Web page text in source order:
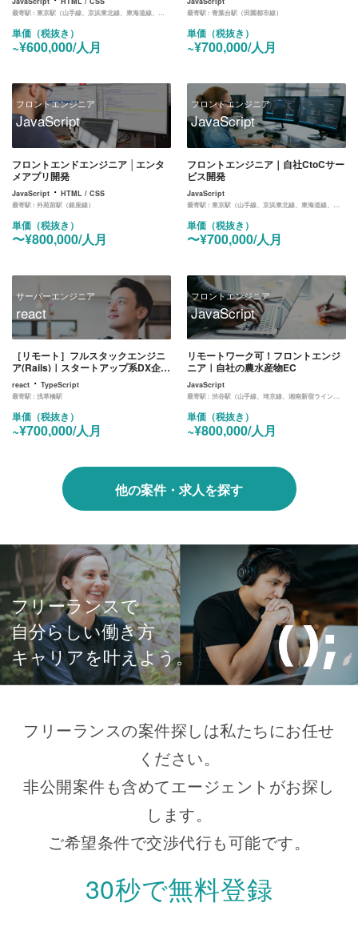
最寄駅 : 東京駅（山手線、京浜東北線、東海道線、中央線、京葉線、丸ノ内線）
単価（税抜き）
~¥600,000/人月
最寄駅 :青葉台駅（田園都市線）
単価（税抜き）
~¥700,000/人月
フロントエンジニア
JavaScript
フロントエンドエンジニア │エンタ
メアプリ開発
JavaScript ・ HTML / CSS
最寄駅 : 外苑前駅（銀座線）
単価（税抜き）
〜¥800,000/人月
フロントエンジニア
JavaScript
フロントエンジニア｜自社CtoCサー
ビス開発
JavaScript
最寄駅 :東京駅（山手線、京浜東北線、東海道線、中央線、京葉線、丸ノ内線）
単価（税抜き）
〜¥700,000/人月
サーバーエンジニア
react
［リモート］フルスタックエンジニ
ア(Rails)｜スタートアップ系DX企業
での開発業務
react ・ TypeScript
最寄駅 : 浅草橋駅
単価（税抜き）
~¥700,000/人月
フロントエンジニア
JavaScript
リモートワーク可！フロントエンジ
ニア｜自社の農水産物EC
JavaScript
最寄駅 :渋谷駅（山手線、埼京線、湘南新宿ライン、東横線、田園都市線、銀座線、半蔵門線、副都心線）
単価（税抜き）
~¥800,000/人月
他の案件・求人を探す
フリーランスで
自分らしい働き方
キャリアを叶えよう。
フリーランスの案件探しは私たちにお任せ
ください。
非公開案件も含めてエージェントがお探し
します。
ご希望条件で交渉代行も可能です。
30秒で無料登録